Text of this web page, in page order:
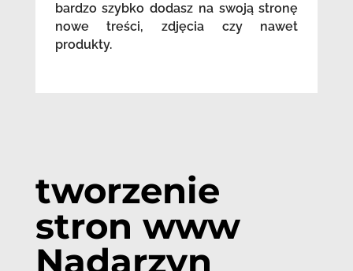
bardzo szybko dodasz na swoją stronę
nowe treści, zdjęcia czy nawet
produkty.
tworzenie
stron www
Nadarzyn